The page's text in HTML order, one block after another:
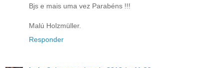
Bjs e mais uma vez Parabéns !!!
Malú Holzmüller.
Responder